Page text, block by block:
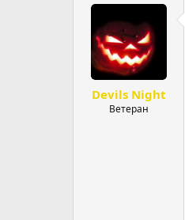
м
т
а
л
Devils Night
Ветеран